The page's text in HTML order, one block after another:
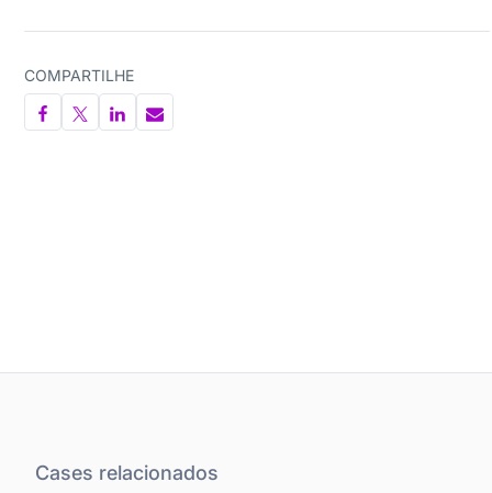
COMPARTILHE
Cases relacionados